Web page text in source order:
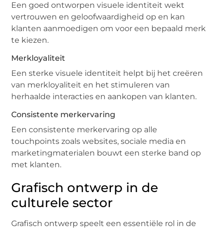
Een goed ontworpen visuele identiteit wekt
vertrouwen en geloofwaardigheid op en kan
klanten aanmoedigen om voor een bepaald merk
te kiezen.
Merkloyaliteit
Een sterke visuele identiteit helpt bij het creëren
van merkloyaliteit en het stimuleren van
herhaalde interacties en aankopen van klanten.
Consistente merkervaring
Een consistente merkervaring op alle
touchpoints zoals websites, sociale media en
marketingmaterialen bouwt een sterke band op
met klanten.
Grafisch ontwerp in de
culturele sector
Grafisch ontwerp speelt een essentiële rol in de